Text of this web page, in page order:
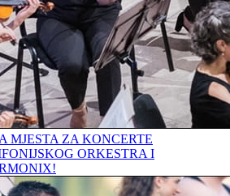
MJESTA ZA KONCERTE
ORKESTRA I